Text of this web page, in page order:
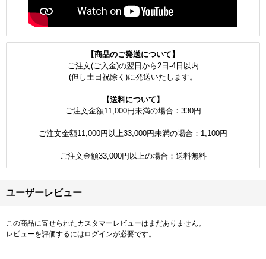
【商品のご発送について】
ご注文(ご入金)の翌日から2日-4日以内
(但し土日祝除く)に発送いたします。
【送料について】
ご注文金額11,000円未満の場合：330円
ご注文金額11,000円以上33,000円未満の場合：1,100円
ご注文金額33,000円以上の場合：送料無料
ユーザーレビュー
この商品に寄せられたカスタマーレビューはまだありません。
レビューを評価するには ログインが必要です。